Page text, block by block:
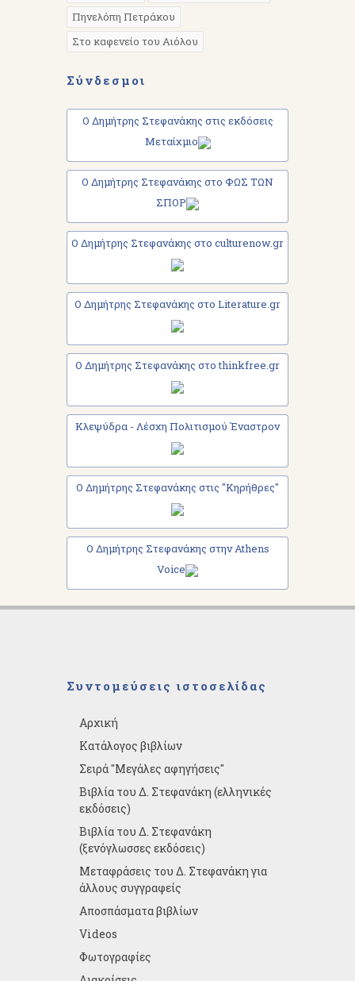
Πηνελόπη Πετράκου
Στο καφενείο του Αιόλου
Σύνδεσμοι
Ο Δημήτρης Στεφανάκης στις εκδόσεις
Μεταίχμιο
Ο Δημήτρης Στεφανάκης στο ΦΩΣ ΤΩΝ
ΣΠΟΡ
Ο Δημήτρης Στεφανάκης στο culturenow.gr
Ο Δημήτρης Στεφανάκης στο Literature.gr
Ο Δημήτρης Στεφανάκης στο thinkfree.gr
Κλεψύδρα - Λέσχη Πολιτισμού Έναστρον
Ο Δημήτρης Στεφανάκης στις "Κηρήθρες"
Ο Δημήτρης Στεφανάκης στην Athens
Voice
Συντομεύσεις ιστοσελίδας
Αρχική
Κατάλογος βιβλίων
Σειρά "Μεγάλες αφηγήσεις"
Βιβλία του Δ. Στεφανάκη (ελληνικές
εκδόσεις)
Βιβλία του Δ. Στεφανάκη
(ξενόγλωσσες εκδόσεις)
Μεταφράσεις του Δ. Στεφανάκη για
άλλους συγγραφείς
Αποσπάσματα βιβλίων
Videos
Φωτογραφίες